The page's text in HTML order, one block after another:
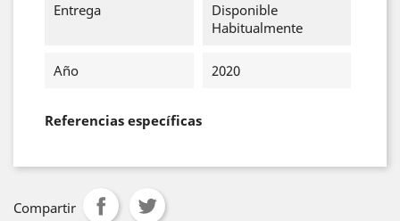
Entrega
Disponible
Habitualmente
Año 2020
Referencias específicas
Compartir